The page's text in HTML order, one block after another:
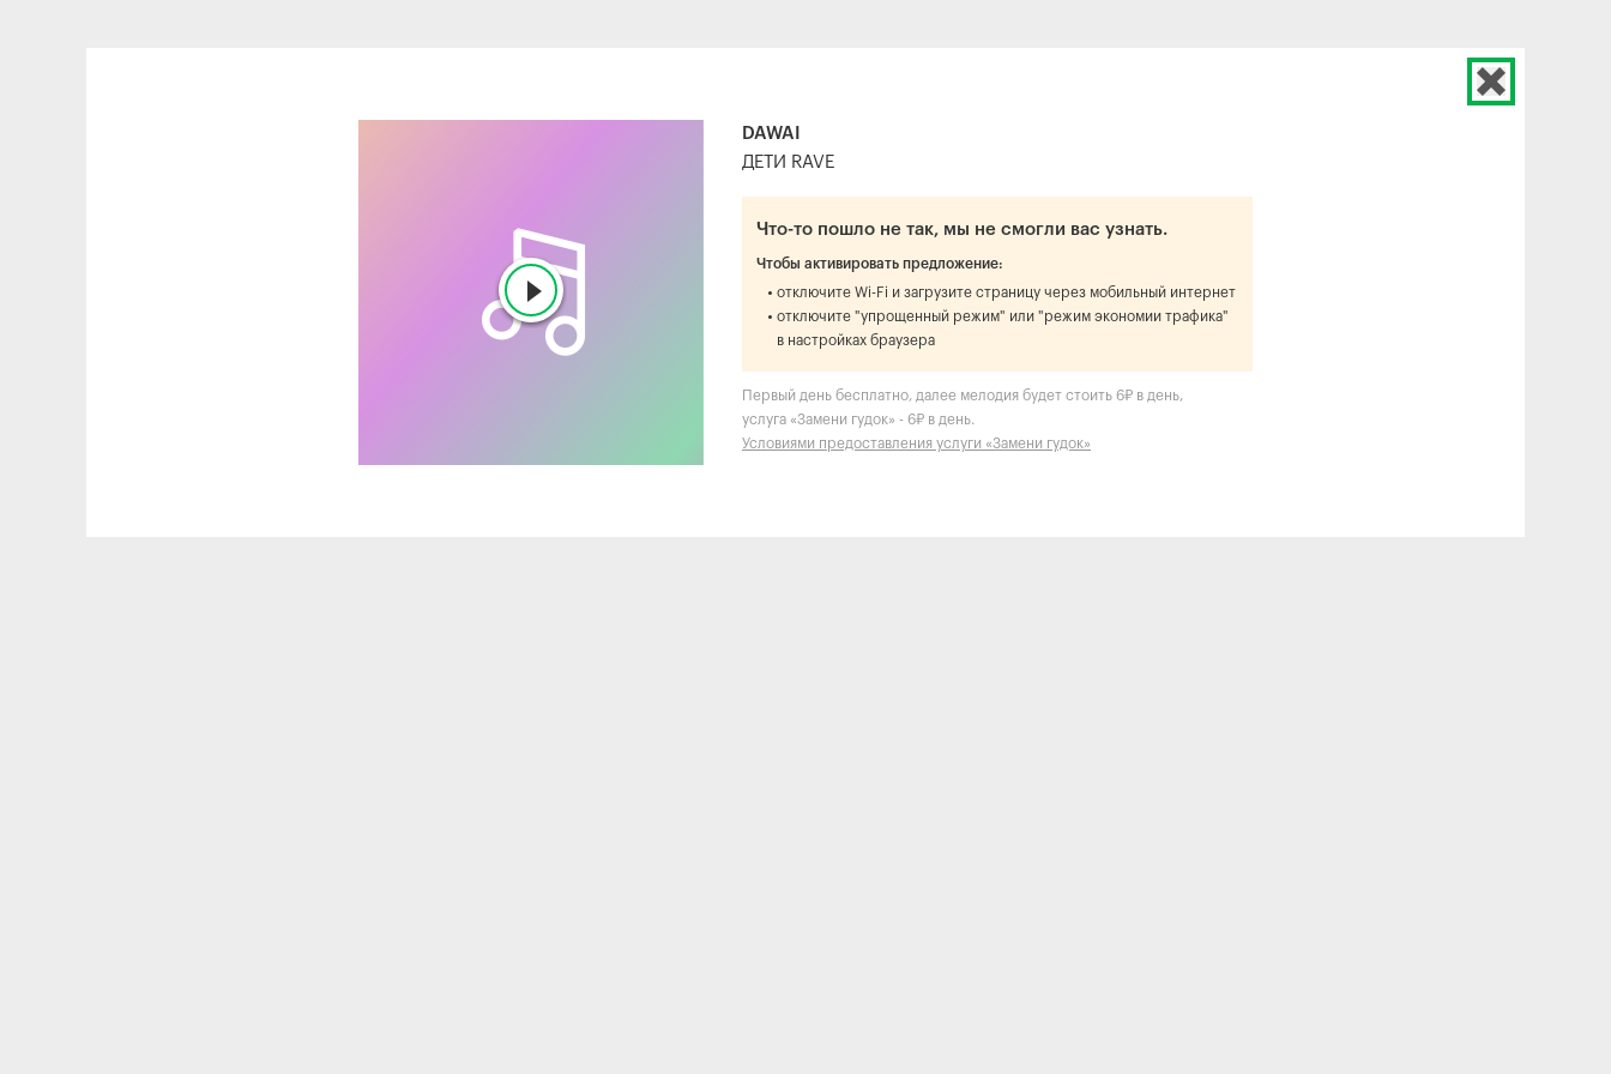
DAWAI
ДЕТИ RAVE
Что-то пошло не так, мы не смогли вас узнать.
Чтобы активировать предложение:
отключите Wi-Fi и загрузите страницу через мобильный интернет
отключите "упрощенный режим" или "режим экономии трафика"
в настройках браузера
Первый день бесплатно, далее мелодия будет стоить 6₽ в день,
услуга «Замени гудок» - 6₽ в день.
Условиями предоставления услуги «Замени гудок»